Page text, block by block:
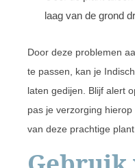
laag van de grond
Door deze problemen
te passen, kan je
laten gedijen. Blijf alert
pas je verzorging
van deze prachtige